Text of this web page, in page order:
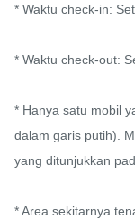
* Waktu check-in:
* Waktu check-out:
* Hanya satu mobil
dalam garis putih).
yang ditunjukkan
* Area sekitarnya